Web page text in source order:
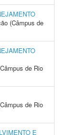
(Câmpus de
de Rio
de Rio
E